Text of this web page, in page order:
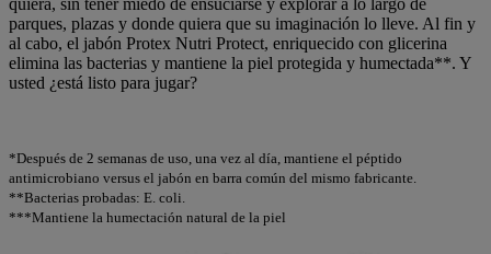
parques, plazas y donde quiera que su imaginación lo lleve. Al fin y
al cabo, el jabón Protex Nutri Protect, enriquecido con glicerina
elimina las bacterias y mantiene la piel protegida y humectada**. Y
usted ¿está listo para jugar?
*Después de 2 semanas de uso, una vez al día, mantiene el péptido
antimicrobiano versus el jabón en barra común del mismo fabricante.
**Bacterias probadas: E. coli.
***Mantiene la humectación natural de la piel